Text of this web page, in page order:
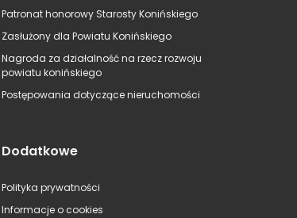
Patronat honorowy Starosty Konińskiego
Zasłużony dla Powiatu Konińskiego
Nagroda za działalność na rzecz rozwoju
powiatu konińskiego
Postępowania dotyczące nieruchomości
Dodatkowe
Polityka prywatności
Informacje o cookies